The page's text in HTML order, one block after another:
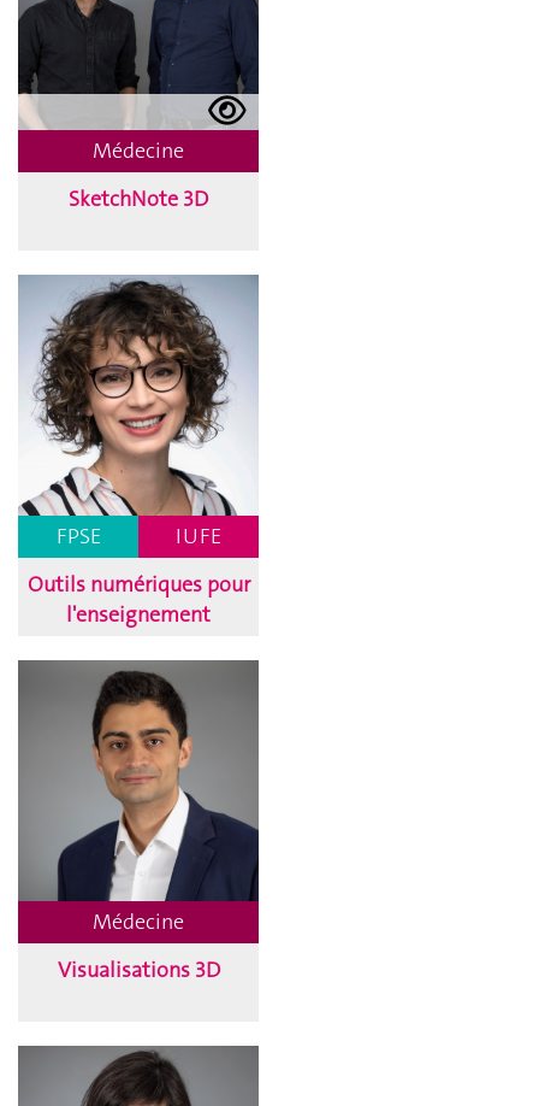
Médecine
SketchNote 3D
FPSE
IUFE
Outils numériques pour
l'enseignement
Médecine
Visualisations 3D